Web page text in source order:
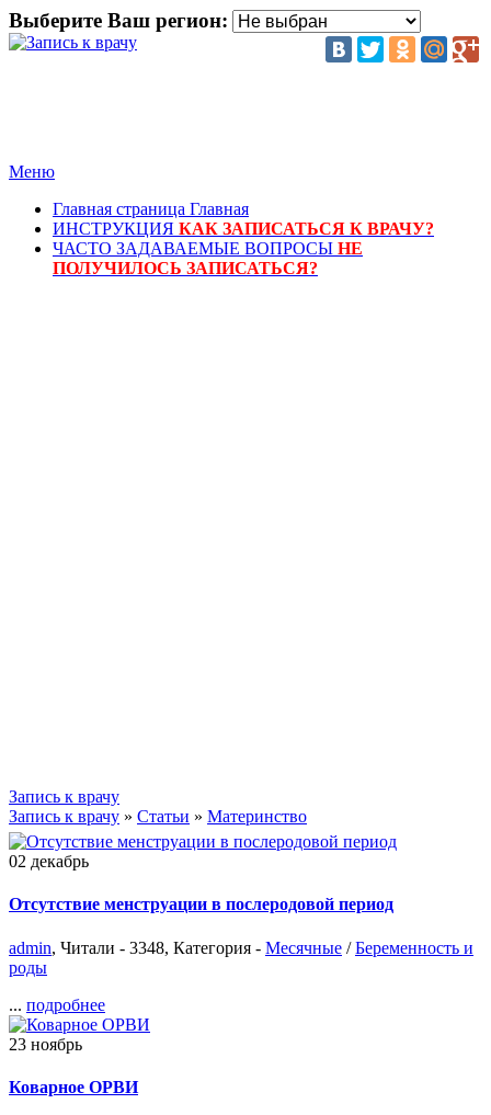
Выберите Ваш регион:
Меню
Главная страница Главная
ИНСТРУКЦИЯ КАК ЗАПИСАТЬСЯ К ВРАЧУ?
ЧАСТО ЗАДАВАЕМЫЕ ВОПРОСЫ НЕ
ПОЛУЧИЛОСЬ ЗАПИСАТЬСЯ?
Запись к врачу
Запись к врачу » Статьи » Материнство
02 декабрь
Отсутствие менструации в послеродовой период
admin, Читали - 3348, Категория - Месячные /Беременность и
роды
... подробнее
23 ноябрь
Коварное ОРВИ